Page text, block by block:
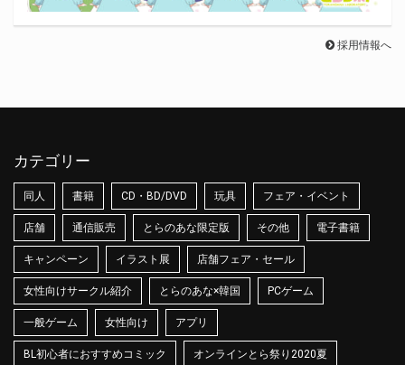
採用情報へ
カテゴリー
同人 書籍 CD・BD/DVD 玩具 フェア・イベント
店舗 通信販売 とらのあな限定版 その他 電子書籍
キャンペーン イラスト展 店舗フェア・セール
女性向けサークル紹介 とらのあな×韓国 PCゲーム
一般ゲーム 女性向け アプリ
BL初心者におすすめコミック オンラインとら祭り2020夏